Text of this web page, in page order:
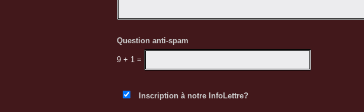
Question anti-spam
9 + 1 =
Inscription à notre InfoLettre?